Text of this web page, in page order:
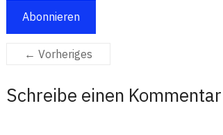
Abonnieren
← Vorheriges
Schreibe einen Kommentar